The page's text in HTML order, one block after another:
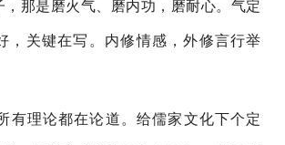
，那是磨火气、磨内功，磨耐心。气定
，关键在写。内修情感，外修言行举
有理论都在论道。给儒家文化下个定